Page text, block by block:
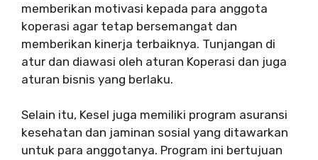
memberikan motivasi kepada para anggota
koperasi agar tetap bersemangat dan
memberikan kinerja terbaiknya. Tunjangan di
atur dan diawasi oleh aturan Koperasi dan juga
aturan bisnis yang berlaku.
Selain itu, Kesel juga memiliki program asuransi
kesehatan dan jaminan sosial yang ditawarkan
untuk para anggotanya. Program ini bertujuan